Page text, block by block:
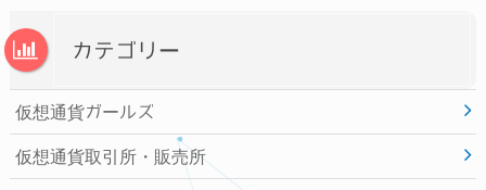
カテゴリー
仮想通貨ガールズ
仮想通貨取引所・販売所